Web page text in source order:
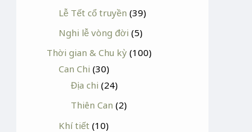
Lễ Tết cổ truyền (39)
Nghi lễ vòng đời (5)
Thời gian & Chu kỳ (100)
Can Chi (30)
Địa chi (24)
Thiên Can (2)
Khí tiết (10)